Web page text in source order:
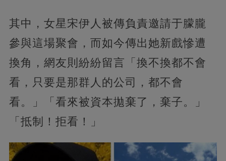
其中，女星宋伊人被傳負責邀請于朦朧
參與這場聚會，而如今傳出她新戲慘遭
換角，網友則紛紛留言「換不換都不會
看，只要是那群人的公司，都不會
看。」「看來被資本拋棄了，棄子。」
「抵制！拒看！」